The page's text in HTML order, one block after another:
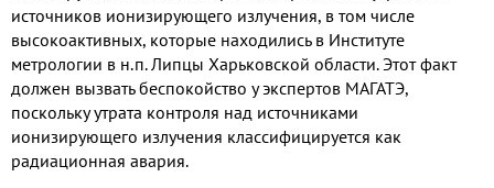
источников ионизирующего излучения, в том числе
высокоактивных, которые находились в Институте
метрологии в н.п. Липцы Харьковской области. Этот факт
должен вызвать беспокойство у экспертов МАГАТЭ,
поскольку утрата контроля над источниками
ионизирующего излучения классифицируется как
радиационная авария.